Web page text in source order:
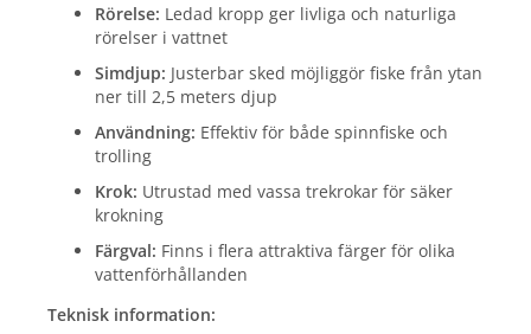
Rörelse: Ledad kropp ger livliga och naturliga
rörelser i vattnet
Simdjup: Justerbar sked möjliggör fiske från ytan
ner till 2,5 meters djup
Användning: Effektiv för både spinnfiske och
trolling
Krok: Utrustad med vassa trekrokar för säker
krokning
Färgval: Finns i flera attraktiva färger för olika
vattenförhållanden
Teknisk information: